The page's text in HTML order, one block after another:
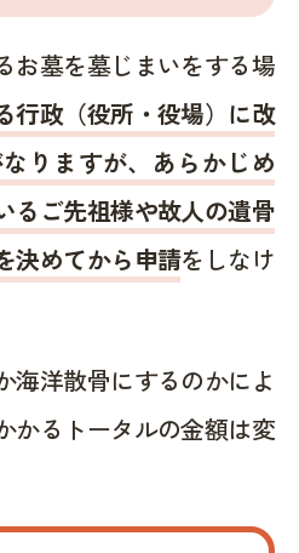
お墓を墓じまいをする場
行政（役所・役場）に改
りますが、あらかじめ
るご先祖様や故人の遺骨
決めてから申請をしなけ
海洋散骨にするのかによ
かるトータルの金額は変